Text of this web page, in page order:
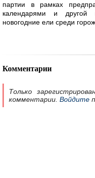
партии в рамках
календарями и другой
новогодние ели среди
Комментарии
Только
комментарии. Войдите